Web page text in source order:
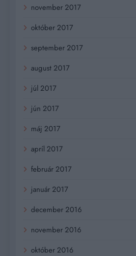
november 2017
október 2017
september 2017
august 2017
júl 2017
jún 2017
máj 2017
apríl 2017
február 2017
január 2017
december 2016
november 2016
október 2016